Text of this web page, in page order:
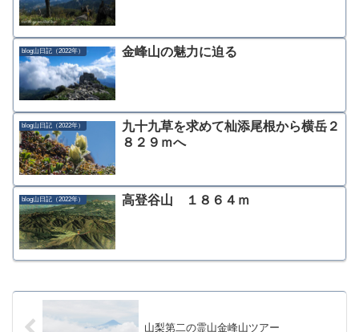
blog山日記（2022年） 金峰山の魅力に迫る
blog山日記（2022年）
九十九草を求めて杣添尾根から横岳２
８２９ｍへ
blog山日記（2022年） 高登谷山 １８６４ｍ
山梨第二の霊山金峰山ツアー